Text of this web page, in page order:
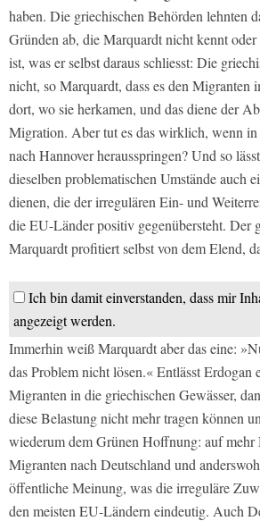
haben. Die griechischen Behörden lehnten
Gründen ab, die Marquardt nicht kennt
ist, was er selbst daraus schliesst: Die
nicht, so Marquardt, dass es den Migranten
dort, wo sie herkamen, und das diene der
Migration. Aber tut es das wirklich, wenn
nach Hannover herausspringen? Und so
dieselben problematischen Umstände auch
dienen, die der irregulären Ein- und
die EU-Länder positiv gegenübersteht. Der
Marquardt profitiert selbst von dem Elend,
Ich bin damit einverstanden, dass mir
angezeigt werden.
Immerhin weiß Marquardt aber das eine:
das Problem nicht lösen.« Entlässt Erdogan
Migranten in die griechischen Gewässer,
diese Belastung nicht mehr tragen können
wiederum dem Grünen Hoffnung: auf
Migranten nach Deutschland und
öffentliche Meinung, was die irreguläre
den meisten EU-Ländern eindeutig. Auch